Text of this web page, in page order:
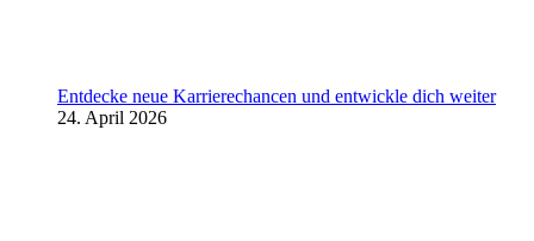
Entdecke neue Karrierechancen und entwickle dich weiter
24. April 2026